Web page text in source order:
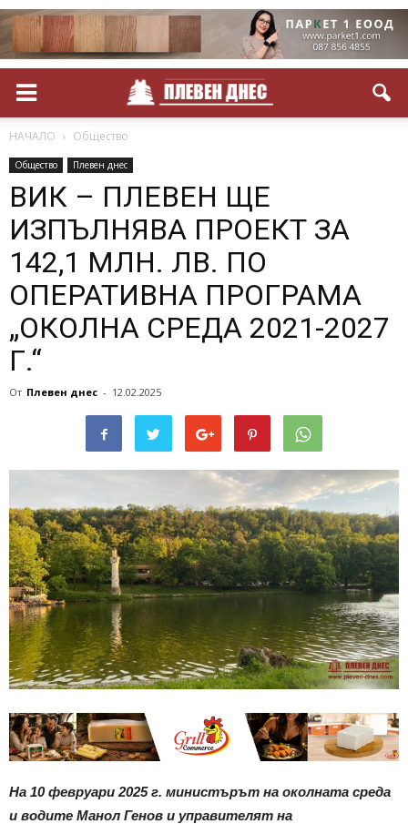
НАЧАЛО Общество
Общество Плевен днес
ВИК – ПЛЕВЕН ЩЕ
ИЗПЪЛНЯВА ПРОЕКТ ЗА
142,1 МЛН. ЛВ. ПО
ОПЕРАТИВНА ПРОГРАМА
„ОКОЛНА СРЕДА 2021-2027
Г.“
От Плевен днес - 12.02.2025
На 10 февруари 2025 г. министърът на околната среда
и водите Манол Генов и управителят на